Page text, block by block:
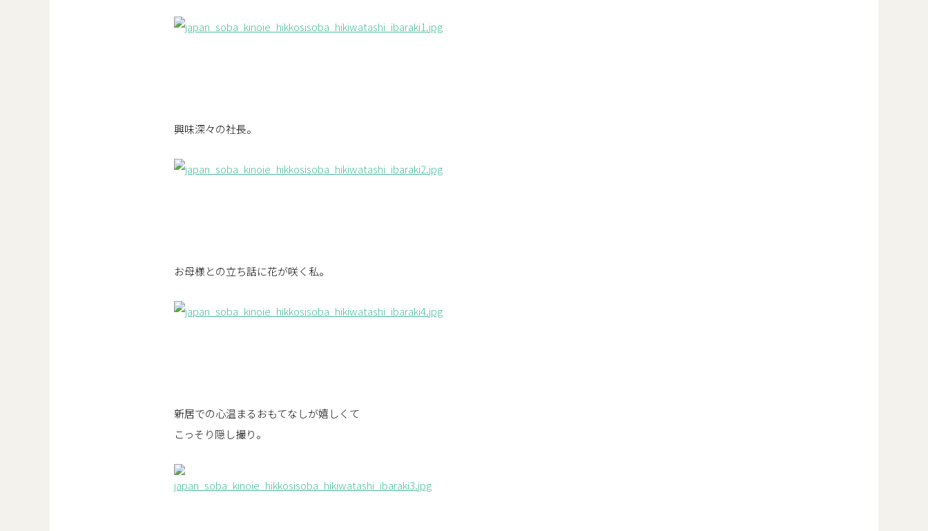
興味深々の社長。
お母様との立ち話に花が咲く私。
新居での心温まるおもてなしが嬉しくて
こっそり隠し撮り。